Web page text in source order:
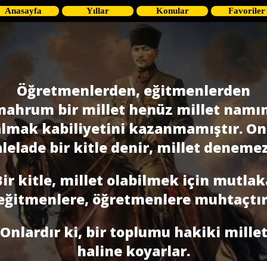
Anasayfa Yıllar Konular Favoriler
Öğretmenlerden, eğitmenlerden
bir millet henüz millet
kabiliyetini kazanmamıştır.
bir kitle denir, millet
kitle, millet olabilmek için
öğretmenlere
Onlardır ki, bir toplumu hakiki millet
haline koyarlar.